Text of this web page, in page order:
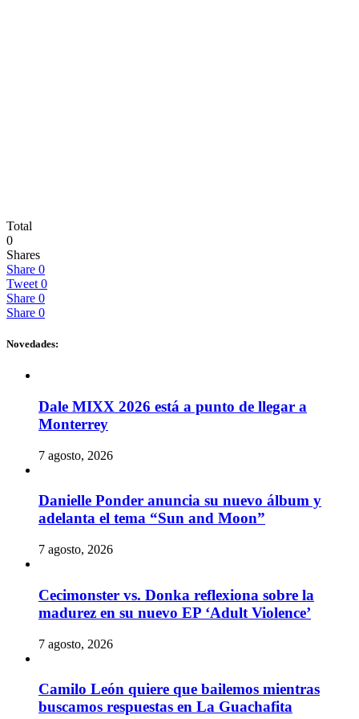
Total
0
Shares
Share 0
Tweet 0
Share 0
Share 0
Novedades:
Dale MIXX 2026 está a punto de llegar a
Monterrey
7 agosto, 2026
Danielle Ponder anuncia su nuevo álbum y
adelanta el tema “Sun and Moon”
7 agosto, 2026
Cecimonster vs. Donka reflexiona sobre la
madurez en su nuevo EP ‘Adult Violence’
7 agosto, 2026
Camilo León quiere que bailemos mientras
buscamos respuestas en La Guachafita